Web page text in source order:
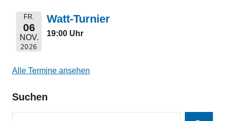
FR.
06
NOV.
2026
Watt-Turnier
19:00 Uhr
Alle Termine ansehen
Suchen